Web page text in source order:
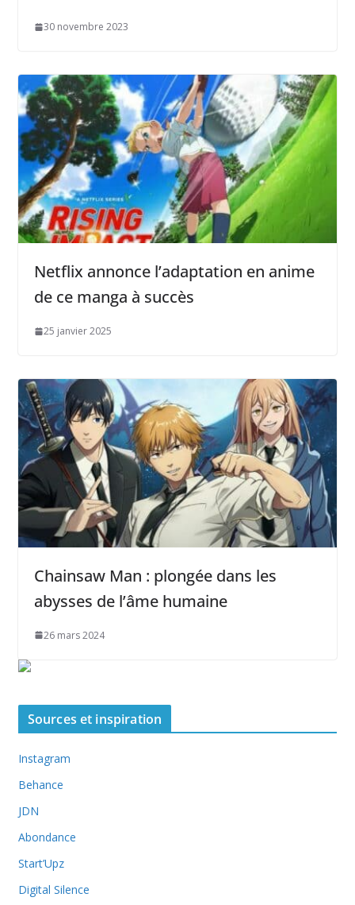
30 novembre 2023
Netflix annonce l’adaptation en anime
de ce manga à succès
25 janvier 2025
Chainsaw Man : plongée dans les
abysses de l’âme humaine
26 mars 2024
Sources et inspiration
Instagram
Behance
JDN
Abondance
Start’Upz
Digital Silence